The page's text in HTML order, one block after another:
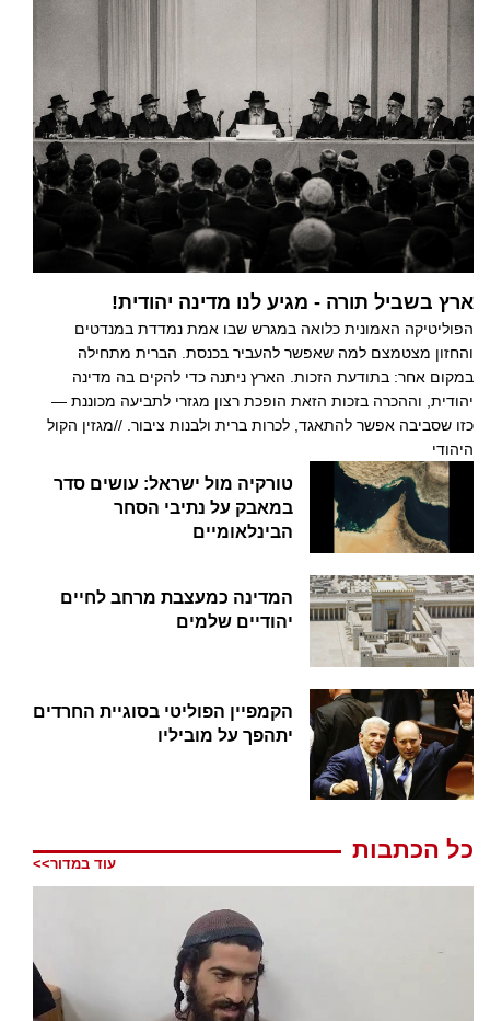
ארץ בשביל תורה - מגיע לנו מדינה יהודית!
הפוליטיקה האמונית כלואה במגרש שבו אמת נמדדת במנדטים
והחזון מצטמצם למה שאפשר להעביר בכנסת. הברית מתחילה
במקום אחר: בתודעת הזכות. הארץ ניתנה כדי להקים בה מדינה
יהודית, וההכרה בזכות הזאת הופכת רצון מגזרי לתביעה מכוננת —
כזו שסביבה אפשר להתאגד, לכרות ברית ולבנות ציבור. //מגזין הקול
היהודי
טורקיה מול ישראל: עושים סדר
במאבק על נתיבי הסחר
הבינלאומיים
המדינה כמעצבת מרחב לחיים
יהודיים שלמים
הקמפיין הפוליטי בסוגיית החרדים
יתהפך על מוביליו
כל הכתבות
עוד במדור>>